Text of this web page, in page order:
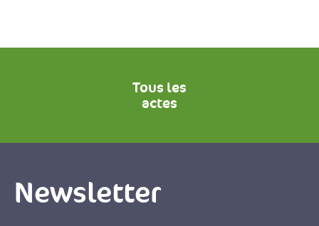
Tous les
actes
Newsletter